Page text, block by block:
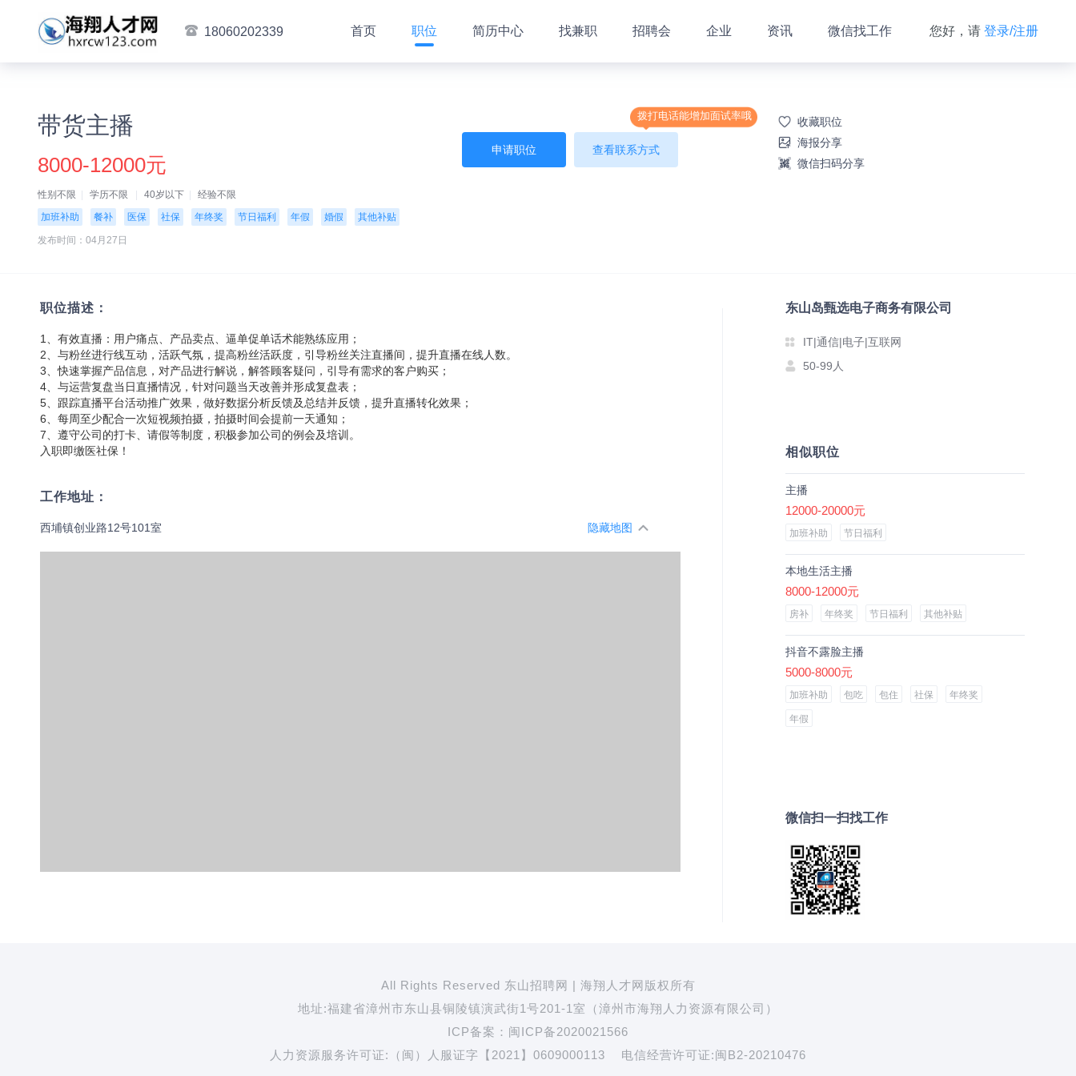
18060202339 首页 职位 简历中心 找兼职 招聘会 企业 资讯 微信找工作 您好，请 登录/注册
带货主播
8000-12000元
性别不限 学历不限 40岁以下
经验不限
加班补助
餐补 医保 社保 年终奖 节日福利 年假 婚假 其他补贴
发布时间：04月27日
收藏职位
海报分享
微信扫码分享
拨打电话能增加面试率哦
申请职位 查看联系方式
职位描述：
1、有效直播：用户痛点、产品卖点、逼单促单话术能熟练应用；
2、与粉丝进行线互动，活跃气氛，提高粉丝活跃度，引导粉丝关注直播间，提升直播在线人数。
3、快速掌握产品信息，对产品进行解说，解答顾客疑问，引导有需求的客户购买；
4、与运营复盘当日直播情况，针对问题当天改善并形成复盘表；
5、跟踪直播平台活动推广效果，做好数据分析反馈及总结并反馈，提升直播转化效果；
6、每周至少配合一次短视频拍摄，拍摄时间会提前一天通知；
7、遵守公司的打卡、请假等制度，积极参加公司的例会及培训。
入职即缴医社保！
工作地址：
西埔镇创业路12号101室 隐藏地图
东山岛甄选电子商务有限公司
IT|通信|电子|互联网
50-99人
相似职位
主播
12000-20000元
加班补助 节日福利
本地生活主播
8000-12000元
房补 年终奖 节日福利 其他补贴
抖音不露脸主播
5000-8000元
加班补助 包吃 包住 社保 年终奖
年假
微信扫一扫找工作
All Rights Reserved 东山招聘网 | 海翔人才网版权所有
地址:福建省漳州市东山县铜陵镇演武街1号201-1室（漳州市海翔人力资源有限公司）
ICP备案： 闽ICP备2020021566
人力资源服务许可证:（闽）人服证字【2021】0609000113 电信经营许可证:闽B2-20210476